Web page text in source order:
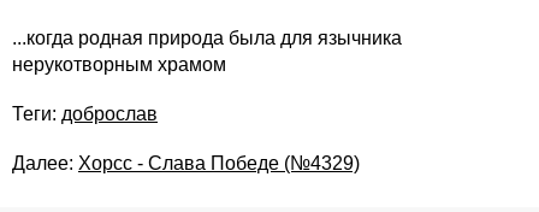
...когда родная природа была для язычника
нерукотворным храмом
Теги: доброслав
Далее: Хорсс - Слава Победе (№4329)